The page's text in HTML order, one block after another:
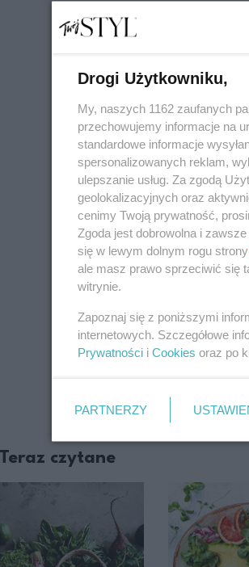
Teraz czytane
Drogi Użytkowniku,
My, naszych 1162 zaufanych
przechowujemy informacje na
standardowe informacje
spersonalizowanych reklam,
ulepszanie usług. Za zgodą
geolokalizacyjnych oraz
cenimy Twoją prywatność,
Zgoda jest dobrowolna i
się w lewym dolnym rogu strony
ale masz prawo sprzeciwić się
witrynie.
Zapoznaj się z poniższymi
internetowych. Szczegółowe
Prywatności i Cookies oraz po
PARTNERZY